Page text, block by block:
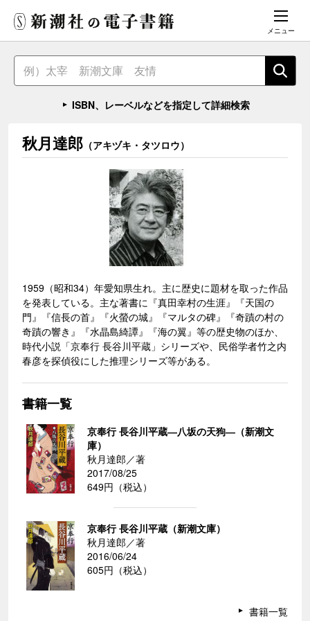
メニュー
ISBN、レーベルなどを指定して詳細検索
秋月達郎 （アキヅキ・タツロウ）
1959（昭和34）年愛知県生れ。主に歴史に題材を取った作品
を発表している。主な著書に『真田幸村の生涯』『天国の
門』『信長の首』『火螢の城』『マルタの碑』『奇蹟の村の
奇蹟の響き』『水晶島綺譚』『海の翼』等の歴史物のほか、
時代小説「京奉行 長谷川平蔵」シリーズや、民俗学者竹之内
春彦を探偵役にした推理シリーズ等がある。
書籍一覧
京奉行 長谷川平蔵―八坂の天狗―（新潮文
庫）
秋月達郎／著
2017/08/25
649円（税込）
京奉行 長谷川平蔵（新潮文庫）
秋月達郎／著
2016/06/24
605円（税込）
書籍一覧